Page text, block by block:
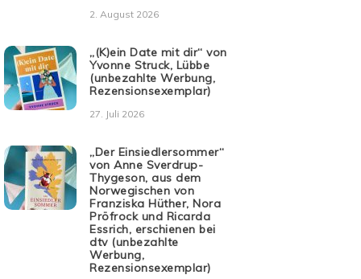
2. August 2026
„(K)ein Date mit dir“ von
Yvonne Struck, Lübbe
(unbezahlte Werbung,
Rezensionsexemplar)
27. Juli 2026
„Der Einsiedlersommer“
von Anne Sverdrup-
Thygeson, aus dem
Norwegischen von
Franziska Hüther, Nora
Pröfrock und Ricarda
Essrich, erschienen bei
dtv (unbezahlte
Werbung,
Rezensionsexemplar)